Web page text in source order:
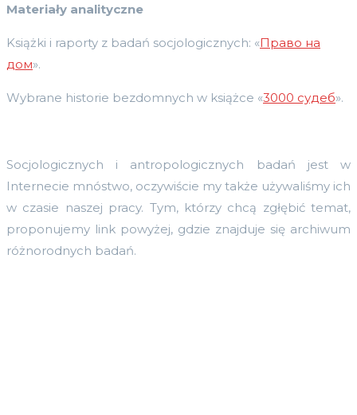
Materiały analityczne
Książki i raporty z badań socjologicznych: «Право на
дом».
Wybrane historie bezdomnych w książce «3000 судеб».
Socjologicznych i antropologicznych badań jest w
Internecie mnóstwo, oczywiście my także używaliśmy ich
w czasie naszej pracy. Tym, którzy chcą zgłębić temat,
proponujemy link powyżej, gdzie znajduje się archiwum
różnorodnych badań.